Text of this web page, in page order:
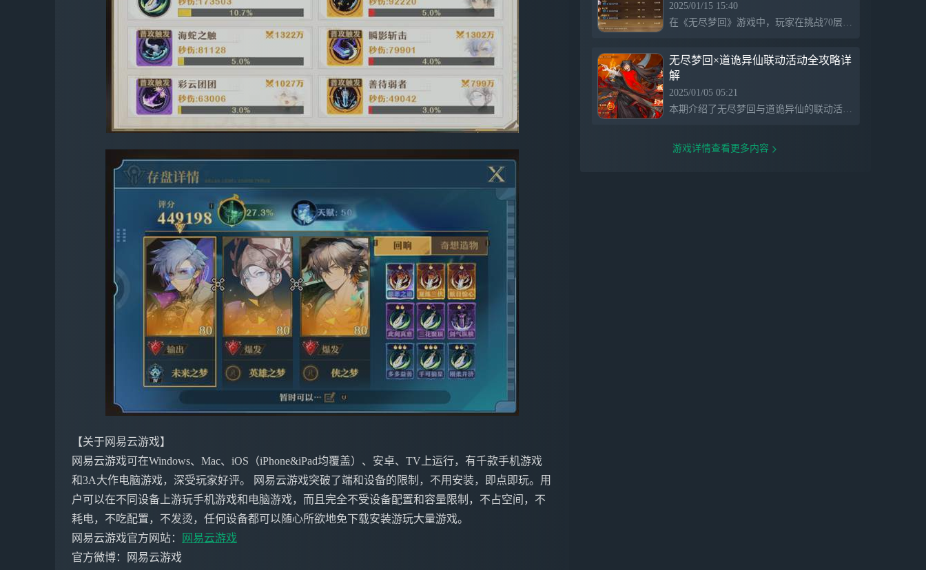
【关于网易云游戏】
网易云游戏可在Windows、Mac、iOS（iPhone&iPad均覆盖）、安卓、TV上运行，有千款手机游戏
和3A大作电脑游戏，深受玩家好评。 网易云游戏突破了端和设备的限制，不用安装，即点即玩。用
户可以在不同设备上游玩手机游戏和电脑游戏，而且完全不受设备配置和容量限制，不占空间，不
耗电，不吃配置，不发烫，任何设备都可以随心所欲地免下载安装游玩大量游戏。
网易云游戏官方网站：
网易云游戏
官方微博：网易云游戏
夜肝出海量关卡地图，纸醉金迷的暴富梦
境、变幻莫测的深海梦境、打工人共鸣拉满
或召唤战船扫除障碍，又或是突变像素开启
街机小游戏！每一次路线选择，还将解锁不
同的奇遇事件。重复？不存在的。入梦！14
亿梦境化形，多角色梦灵奇遇梦境，是真实
不断吸收心念后化成人形，成为梦灵，在人
2025/01/15 15:40
在《无尽梦回》游戏中，玩家在挑战70层时可能会遇到血量无法减少的困境，建议调整角色配置、提升装备等级以及合理运用策略与技能，以增强打击效果，顺利通过关卡。
无尽梦回×道诡异仙联动活动全攻略详
解
2025/01/05 05:21
本期介绍了无尽梦回与道诡异仙的联动活动攻略，包括剧情挑战、限时玩法和真人PVP。前两部分难度较低，而幻境争锋的十二连胜挑战则需灵活运用流派选择和运气。符箓选择方面，前期推荐护盾、毒伤和诅咒，中期可选暴击和生命，后期则以金色普攻为主，强调随机性。奇想造物方面，建议优先选择返利红包和复印机。
游戏详情查看更多内容